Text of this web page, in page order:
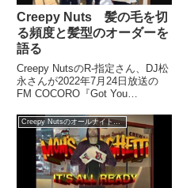
Creepy Nuts 髪の毛を切
る頻度と髪型のオーダーを
語る
Creepy NutsのR-指定さん、DJ松
永さんが2022年7月24日放送の
FM COCORO『Got You
ス松本さんと髪の毛を切る頻度や
髪型のオーダー方法などについて
話していました。
Creepy Nutsのオールナイトニッポン0